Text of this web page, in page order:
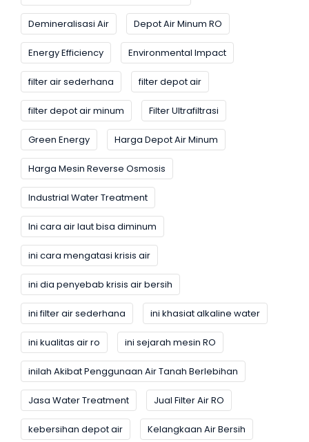
Demineralisasi Air Depot Air Minum RO
Energy Efficiency Environmental Impact
filter air sederhana filter depot air
filter depot air minum Filter Ultrafiltrasi
Green Energy Harga Depot Air Minum
Harga Mesin Reverse Osmosis
Industrial Water Treatment
Ini cara air laut bisa diminum
ini cara mengatasi krisis air
ini dia penyebab krisis air bersih
ini filter air sederhana ini khasiat alkaline water
ini kualitas air ro ini sejarah mesin RO
inilah Akibat Penggunaan Air Tanah Berlebihan
Jasa Water Treatment Jual Filter Air RO
kebersihan depot air Kelangkaan Air Bersih